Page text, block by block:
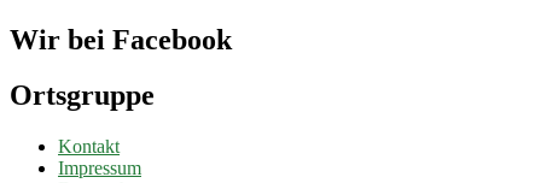
Wir bei Facebook
Ortsgruppe
Kontakt
Impressum